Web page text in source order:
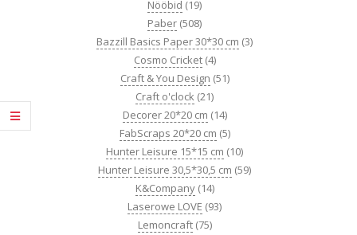
Nööbid (19)
Paber (508)
Bazzill Basics Paper 30*30 cm (3)
Cosmo Cricket (4)
Craft & You Design (51)
Craft o'clock (21)
Decorer 20*20 cm (14)
FabScraps 20*20 cm (5)
Hunter Leisure 15*15 cm (10)
Hunter Leisure 30,5*30,5 cm (59)
K&Company (14)
Laserowe LOVE (93)
Lemoncraft (75)